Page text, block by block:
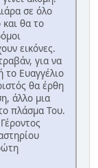
σε όλο
θα το
εικόνες.
για να
το Ευαγγέλιο
θα έρθη
άλλο μια
πλάσμα Του.